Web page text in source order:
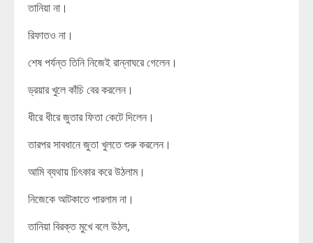
তানিয়া না।
রিফাতও না।
শেষ পর্যন্ত তিনি নিজেই রান্নাঘরে গেলেন।
ড্রয়ার খুলে কাঁচি বের করলেন।
ধীরে ধীরে জুতার ফিতা কেটে দিলেন।
তারপর সাবধানে জুতা খুলতে শুরু করলেন।
আমি ব্যথায় চিৎকার করে উঠলাম।
নিজেকে আটকাতে পারলাম না।
তানিয়া বিরক্ত মুখে বলে উঠল,